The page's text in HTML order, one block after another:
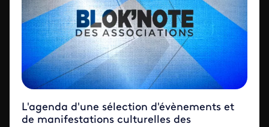
L'agenda d'une sélection d'évènements et
de manifestations culturelles des